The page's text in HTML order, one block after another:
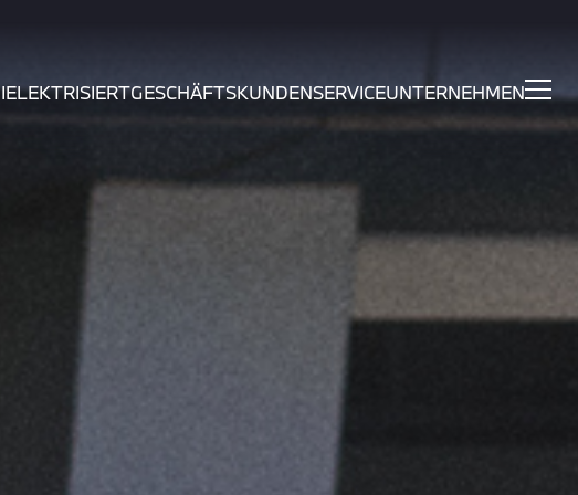
ELEKTRISIERTGESCHÄFTSKUNDENSERVICEUNTERNEHMEN